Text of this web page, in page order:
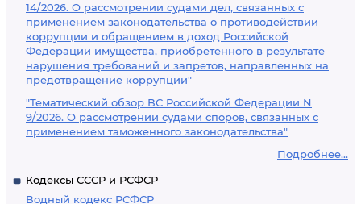
14/2026. О рассмотрении судами дел, связанных с
применением законодательства о противодействии
коррупции и обращением в доход Российской
Федерации имущества, приобретенного в результате
нарушения требований и запретов, направленных на
предотвращение коррупции"
"Тематический обзор ВС Российской Федерации N
9/2026. О рассмотрении судами споров, связанных с
применением таможенного законодательства"
Подробнее...
Кодексы СССР и РСФСР
Водный кодекс РСФСР